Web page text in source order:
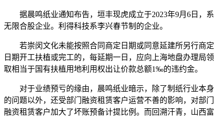
据晨鸣纸业通知布告，垣丰现虎成立于2023年9月6日，系
无限合股企业。利得科技系李兴春节制的企业。
若崇闵文化未能按照合同商定日期或同意延建所另行商定
日期开工扶植或完工的，每延期一日，应向上海地盘办理局领
取相当于国有扶植用地利用权出让价款总额1‰的违约金。
对于业绩预亏的缘由，晨鸣纸业暗示，除了制纸行业本身
的问题以外，还受部门融资租赁客户运营不善的影响，对部门
融资租赁客户加大了坏账预备计提比例。而回溯汗青，山西富